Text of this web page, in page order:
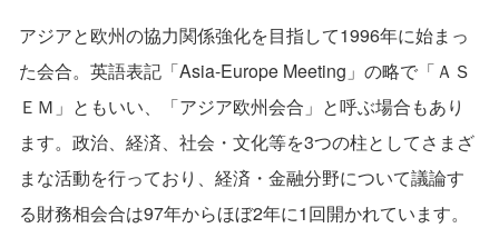
アジアと欧州の協力関係強化を目指して1996年に始まっ
た会合。英語表記「Asia-Europe Meeting」の略で「ＡＳ
ＥＭ」ともいい、「アジア欧州会合」と呼ぶ場合もあり
ます。政治、経済、社会・文化等を3つの柱としてさまざ
まな活動を行っており、経済・金融分野について議論す
る財務相会合は97年からほぼ2年に1回開かれています。